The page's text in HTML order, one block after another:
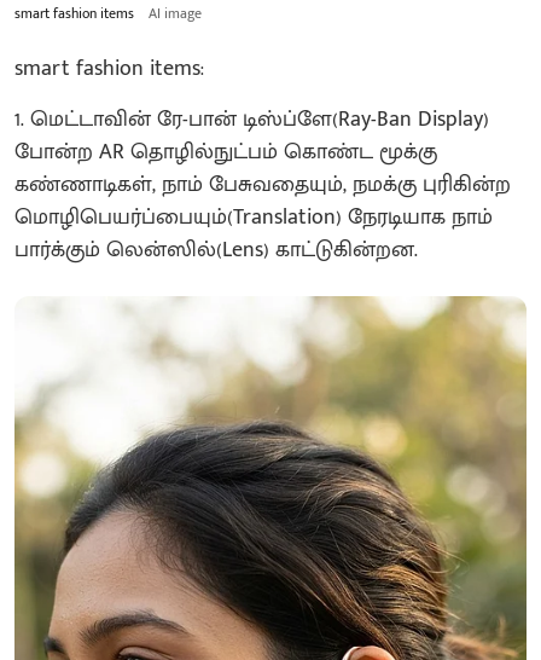
smart fashion items AI image
smart fashion items:
1. மெட்டாவின் ரே-பான் டிஸ்ப்ளே(Ray-Ban Display)
போன்ற AR தொழில்நுட்பம் கொண்ட மூக்கு
கண்ணாடிகள், நாம் பேசுவதையும், நமக்கு புரிகின்ற
மொழிபெயர்ப்பையும்(Translation) நேரடியாக நாம்
பார்க்கும் லென்ஸில்(Lens) காட்டுகின்றன.